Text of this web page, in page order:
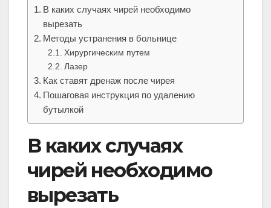
В каких случаях чирей необходимо
вырезать
Методы устранения в больнице
Хирургическим путем
Лазер
Как ставят дренаж после чирея
Пошаговая инструкция по удалению
бутылкой
В каких случаях
чирей необходимо
вырезать